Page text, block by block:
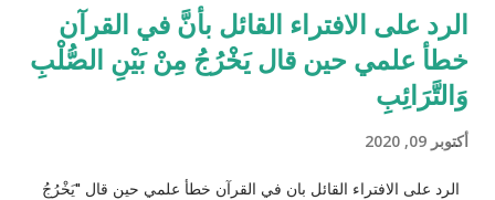
الرد على الافتراء القائل بأنَّ في القرآن
خطأ علمي حين قال يَخْرُجُ مِنْ بَيْنِ الصُّلْبِ
وَالتَّرَائِبِ
أكتوبر 09, 2020
الرد على الافتراء القائل بان في القرآن خطأ علمي حين قال "يَخْرُجُ